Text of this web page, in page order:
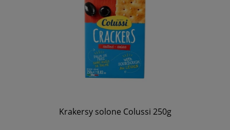
Krakersy solone Colussi 250g